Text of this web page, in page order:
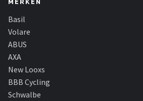
MERKEN
Basil
Volare
ABUS
AXA
New Looxs
BBB Cycling
Schwalbe